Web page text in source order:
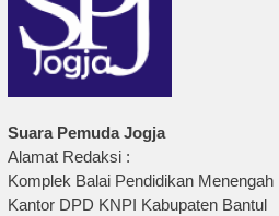
Suara Pemuda Jogja
Alamat Redaksi :
Komplek Balai Pendidikan Menengah
Kantor DPD KNPI Kabupaten Bantul